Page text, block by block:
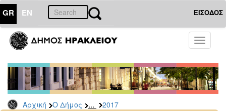
GR EN ΕΙΣΟΔΟΣ
Toggle
Αρχική Ο Δήμος ... 2017
ΔΗΜΟΣ
Δελτία
Τύπου
Αρχείο
2026